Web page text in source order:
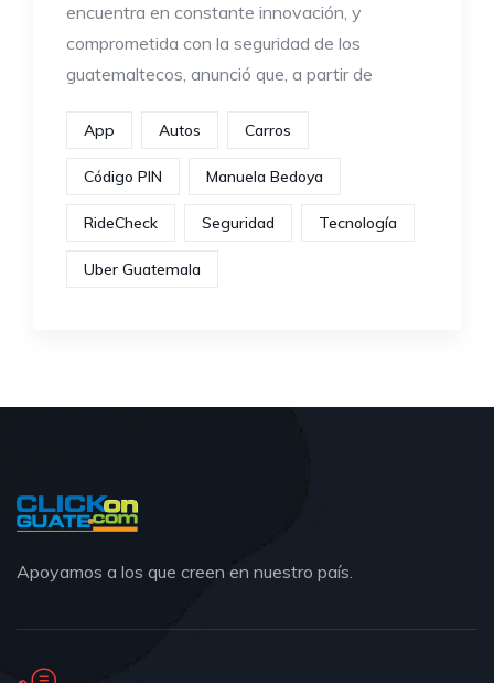
encuentra en constante innovación, y
comprometida con la seguridad de los
guatemaltecos, anunció que, a partir de
App Autos Carros
Código PIN Manuela Bedoya
RideCheck Seguridad Tecnología
Uber Guatemala
Apoyamos a los que creen en nuestro país.